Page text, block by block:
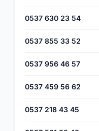
0537 630 23 54
0537 855 33 52
0537 956 46 57
0537 459 56 62
0537 218 43 45